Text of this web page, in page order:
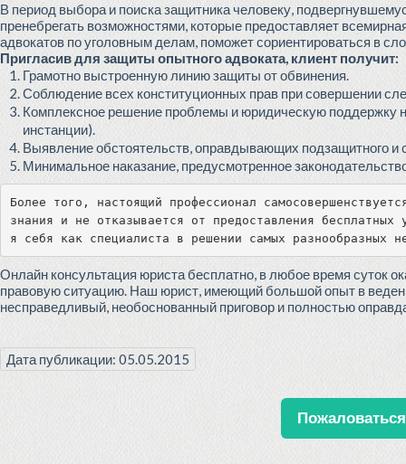
В период выбора и поиска защитника человеку,
пренебрегать возможностями, которые предоставляет
адвокатов по уголовным делам, поможет сориентироваться в
Пригласив для защиты опытного адвоката, клиент получит:
Грамотно выстроенную линию защиты от обвинения.
Соблюдение всех конституционных прав при совершении
Комплексное решение проблемы и юридическую поддержку
инстанции).
Выявление обстоятельств, оправдывающих подзащитного и
Минимальное наказание, предусмотренное
Более того, настоящий профессионал
знания и не отказывается от предоставления
я себя как специалиста в решении самых разнообразных
Онлайн консультация юриста бесплатно, в любое время суток
правовую ситуацию. Наш юрист, имеющий большой опыт в
несправедливый, необоснованный приговор и полностью
Дата публикации: 05.05.2015